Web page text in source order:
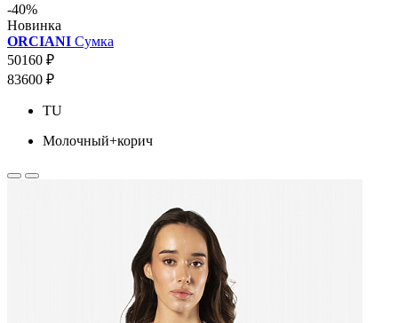
-40%
Новинка
ORCIANI Сумка
50160 ₽
83600 ₽
TU
Молочный+корич